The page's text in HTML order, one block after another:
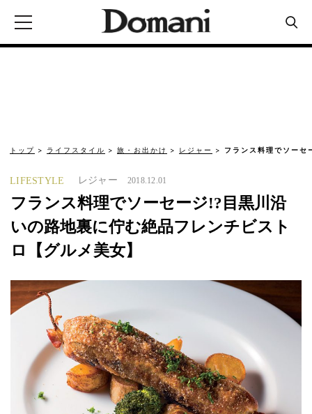
トップ ライフスタイル 旅・お出かけ レジャー フランス料理でソー
LIFESTYLE レジャー 2018.12.01
フランス料理でソーセージ!?目黒川沿
いの路地裏に佇む絶品フレンチビスト
ロ【グルメ美女】